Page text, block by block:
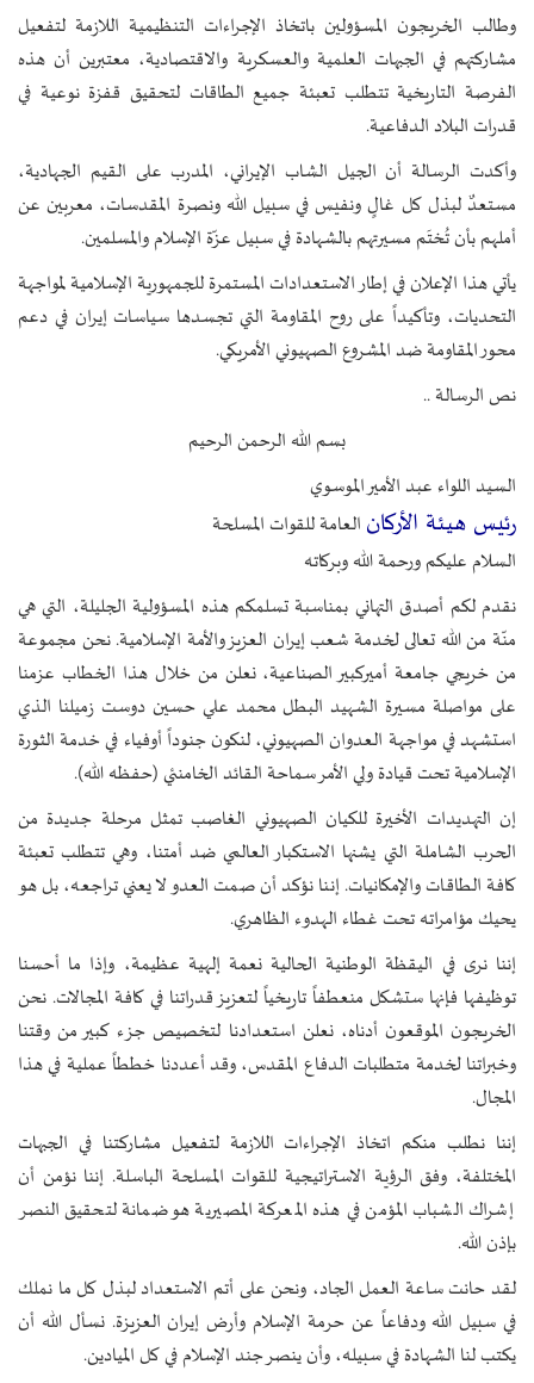
وطالب الخريجون المسؤولين باتخاذ الإجراءات التنظيمية اللازمة لتفعيل
مشاركتهم في الجبهات العلمية والعسكرية والاقتصادية، معتبرين أن هذه
الفرصة التاريخية تتطلب تعبئة جميع الطاقات لتحقيق قفزة نوعية في
قدرات البلاد الدفاعية.
وأكدت الرسالة أن الجيل الشاب الإيراني، المدرب على القيم الجهادية،
مستعدٌ لبذل كل غالٍ ونفيس في سبيل الله ونصرة المقدسات، معربين عن
أملهم بأن تُختَم مسيرتهم بالشهادة في سبيل عزّة الإسلام والمسلمين.
يأتي هذا الإعلان في إطار الاستعدادات المستمرة للجمهورية الإسلامية لمواجهة
التحديات، وتأكيداً على روح المقاومة التي تجسدها سياسات إيران في دعم
محور المقاومة ضد المشروع الصهيوني الأمريكي.
نص الرسالة ..
بسم الله الرحمن الرحيم
السيد اللواء عبد الأمير الموسوي
رئيس هيئة الأركان العامة للقوات المسلحة
السلام عليكم ورحمة الله وبركاته
نقدم لكم أصدق التهاني بمناسبة تسلمكم هذه المسؤولية الجليلة، التي هي
منّة من الله تعالى لخدمة شعب إيران العزيز والأمة الإسلامية. نحن مجموعة
من خريجي جامعة أميركبير الصناعية، نعلن من خلال هذا الخطاب عزمنا
على مواصلة مسيرة الشهيد البطل محمد علي حسين دوست زميلنا الذي
استشهد في مواجهة العدوان الصهيوني، لنكون جنوداً أوفياء في خدمة الثورة
الإسلامية تحت قيادة ولي الأمر سماحة القائد الخامنئي (حفظه الله).
إن التهديدات الأخيرة للكيان الصهيوني الغاصب تمثل مرحلة جديدة من
الحرب الشاملة التي يشنها الاستكبار العالمي ضد أمتنا، وهي تتطلب تعبئة
كافة الطاقات والإمكانيات. إننا نؤكد أن صمت العدو لا يعني تراجعه، بل هو
يحيك مؤامراته تحت غطاء الهدوء الظاهري.
إننا نرى في اليقظة الوطنية الحالية نعمة إلهية عظيمة، وإذا ما أحسنا
توظيفها فإنها ستشكل منعطفاً تاريخياً لتعزيز قدراتنا في كافة المجالات. نحن
الخريجون الموقعون أدناه، نعلن استعدادنا لتخصيص جزء كبير من وقتنا
وخبراتنا لخدمة متطلبات الدفاع المقدس، وقد أعددنا خططاً عملية في هذا
المجال.
إننا نطلب منكم اتخاذ الإجراءات اللازمة لتفعيل مشاركتنا في الجبهات
المختلفة، وفق الرؤية الاستراتيجية للقوات المسلحة الباسلة. إننا نؤمن أن
إشراك الشباب المؤمن في هذه المعركة المصيرية هو ضمانة لتحقيق النصر
بإذن الله.
لقد حانت ساعة العمل الجاد، ونحن على أتم الاستعداد لبذل كل ما نملك
في سبيل الله ودفاعاً عن حرمة الإسلام وأرض إيران العزيزة. نسأل الله أن
يكتب لنا الشهادة في سبيله، وأن ينصر جند الإسلام في كل الميادين.